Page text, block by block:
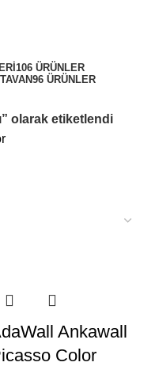
106 ÜRÜNLER
96 ÜRÜNLER
olarak etiketlendi
Ankawall
Color